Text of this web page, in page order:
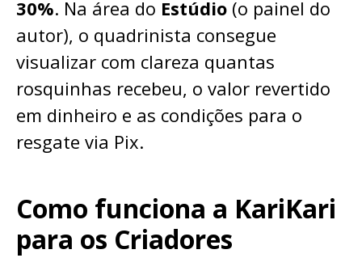
30%. Na área do Estúdio (o painel do
autor), o quadrinista consegue
visualizar com clareza quantas
rosquinhas recebeu, o valor revertido
em dinheiro e as condições para o
resgate via Pix.
Como funciona a KariKari
para os Criadores